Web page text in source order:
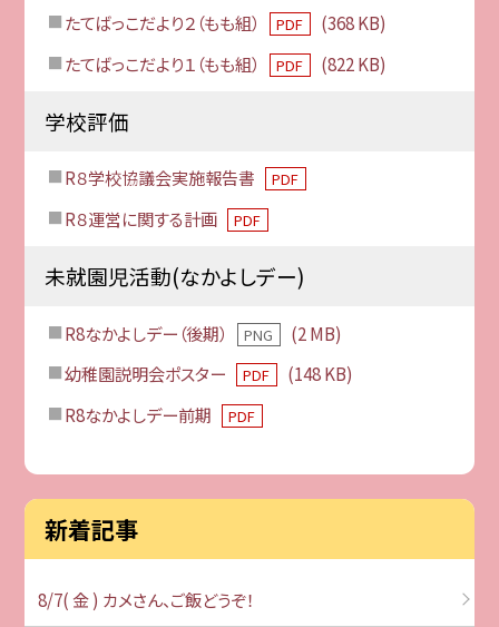
たてばっこだより２（もも組） PDF
(368 KB)
たてばっこだより１（もも組）
PDF (822 KB)
学校評価
R８学校協議会実施報告書 PDF
R８運営に関する計画 PDF
未就園児活動(なかよしデー)
R8なかよしデー（後期） PNG
(2 MB)
幼稚園説明会ポスター
PDF
(148 KB)
R8なかよしデー前期
PDF
新着記事
8/7( 金 ) カメさん、ご飯どうぞ！